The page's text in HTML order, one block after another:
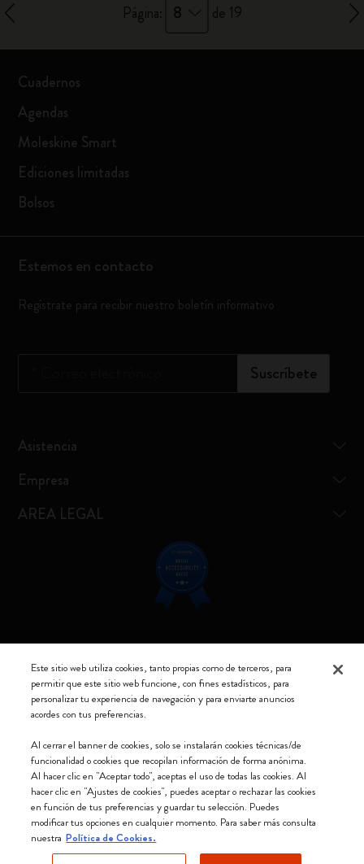
Página: 8 de 19
Cuadernos
Agendas
Moleskine Smart
Ediciones limitadas
Bolsos
Estemos en contacto
Regístrate para recibir nuestro boletín informativo
Suscríbete
Asistencia
Empresa
AREA LEGAL
Resta connesso
Aceptamos
Moleskine srl a socio unico - Via Bergognone, 34 – 20144 Milano -
Italia - P. IVA / CCIAA n. 07234480965 - REA MI 1945400 - Cap.
Soc. €2.181.513,42
Este sitio web utiliza cookies, tanto propias como de terceros, para
permitir que este sitio web funcione, con fines estadísticos, para
personalizar tu experiencia de navegación y para enviarte anuncios
acordes con tus preferencias.
Al cerrar el banner de cookies, solo se instalarán cookies técnicas/de
funcionalidad o cookies que recopilan información de forma anónima.
Al hacer clic en "Aceptar todo", aceptas el uso de todas las cookies. Al
hacer clic en "Ajustes de cookies", puedes aceptar o rechazar las cookies
en función de tus preferencias y guardar tu selección. Puedes
modificar tus opciones en cualquier momento. Para saber más consulta
nuestra Política de Cookies.